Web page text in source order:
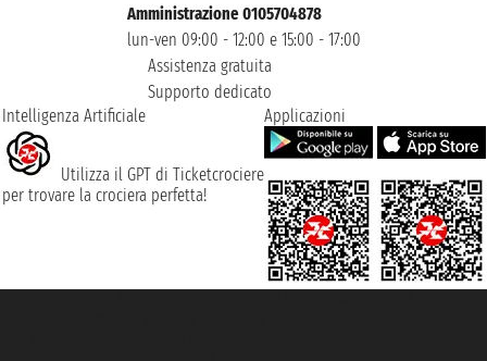
Amministrazione 0105704878
lun-ven 09:00 - 12:00 e 15:00 - 17:00
Assistenza gratuita
Supporto dedicato
Intelligenza Artificiale
Utilizza il GPT di Ticketcrociere
per trovare la crociera perfetta!
Applicazioni